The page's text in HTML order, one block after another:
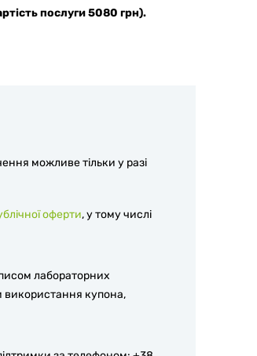
послуги 5080 грн).
можливе тільки у разі
оферти, у тому числі
лабораторних
використання купона,